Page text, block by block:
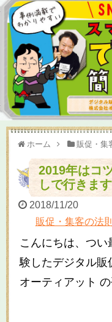
ホーム 販促・集
2019年はコ
しで行きます
2018/11/20
販促・集客の法則
こんにちは、つ
験したデジタル販
オーティアット